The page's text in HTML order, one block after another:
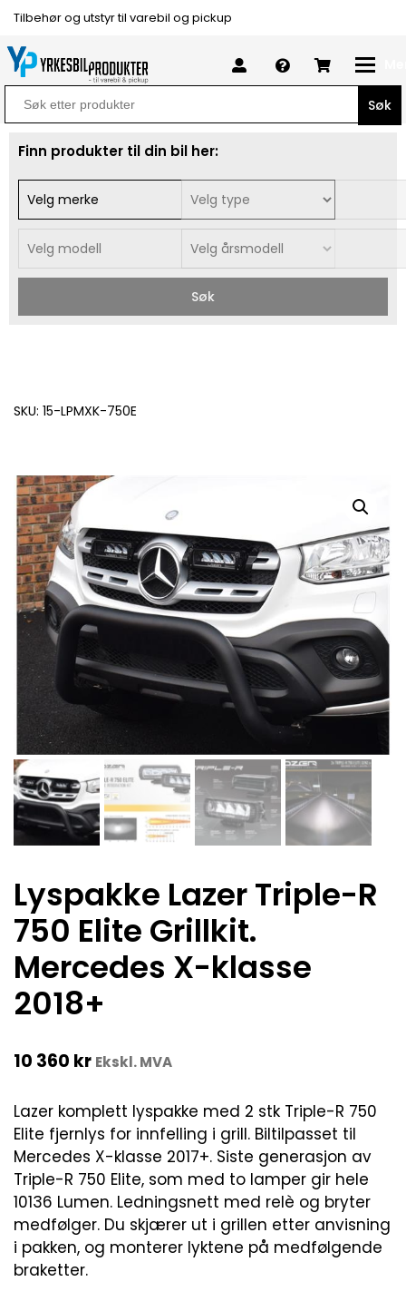
Tilbehør og utstyr til varebil og pickup
Search
for:
Finn produkter til din bil her:
Søk
SKU: 15-LPMXK-750E
Lyspakke Lazer Triple-R
750 Elite Grillkit.
Mercedes X-klasse
2018+
10 360 kr Ekskl. MVA
Lazer komplett lyspakke med 2 stk Triple-R 750
Elite fjernlys for innfelling i grill. Biltilpasset til
Mercedes X-klasse 2017+. Siste generasjon av
Triple-R 750 Elite, som med to lamper gir hele
10136 Lumen. Ledningsnett med relè og bryter
medfølger. Du skjærer ut i grillen etter anvisning
i pakken, og monterer lyktene på medfølgende
braketter.